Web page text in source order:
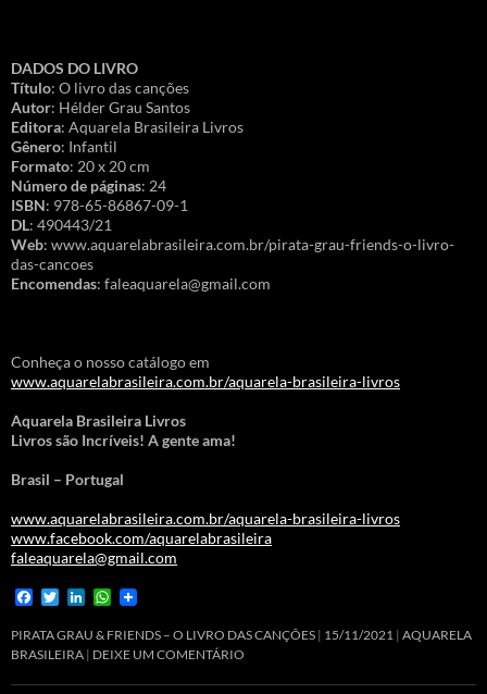
DADOS DO LIVRO
Título: O livro das canções
Autor: Hélder Grau Santos
Editora: Aquarela Brasileira Livros
Gênero: Infantil
Formato: 20 x 20 cm
Número de páginas: 24
ISBN: 978-65-86867-09-1
DL: 490443/21
Web: www.aquarelabrasileira.com.br/pirata-grau-friends-o-livro-
das-cancoes
Encomendas: faleaquarela@gmail.com
Conheça o nosso catálogo em
www.aquarelabrasileira.com.br/aquarela-brasileira-livros
Aquarela Brasileira Livros
Livros são Incríveis! A gente ama!
Brasil – Portugal
www.aquarelabrasileira.com.br/aquarela-brasileira-livros
www.facebook.com/aquarelabrasileira
faleaquarela@gmail.com
F
c
e
b
o
T
i
t
t
e
n
k
e
d
W
a
t
s
A
PIRATA GRAU & FRIENDS – O LIVRO DAS CANÇÕES 15/11/2021 AQUARELA
BRASILEIRA DEIXE UM COMENTÁRIO